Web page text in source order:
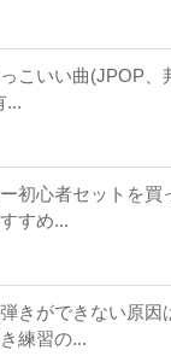
こいい曲(JPOP、
...
初心者セットを買
すめ...
きができない原因
練習の...